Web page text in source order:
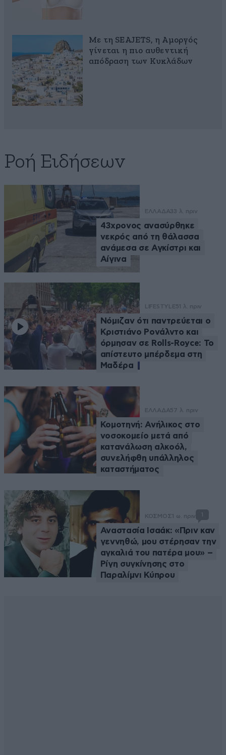
Με τη SEAJETS, η Αμοργός
γίνεται η πιο αυθεντική
απόδραση των Κυκλάδων
Ροή Ειδήσεων
ΕΛΛΑΔΑ33 λ. πριν
43χρονος ανασύρθηκε
νεκρός από τη θάλασσα
ανάμεσα σε Αγκίστρι και
Αίγινα
LIFESTYLE51 λ. πριν
Νόμιζαν ότι παντρεύεται ο
Κριστιάνο Ρονάλντο και
όρμησαν σε Rolls-Royce: Το
απίστευτο μπέρδεμα στη
Μαδέρα
ΕΛΛΑΔΑ57 λ. πριν
Κομοτηνή: Ανήλικος στο
νοσοκομείο μετά από
κατανάλωση αλκοόλ,
συνελήφθη υπάλληλος
καταστήματος
ΚΟΣΜΟΣ 1 ω. πριν 1
Αναστασία Ισαάκ: «Πριν καν
γεννηθώ, μου στέρησαν την
αγκαλιά του πατέρα μου» –
Ρίγη συγκίνησης στο
Παραλίμνι Κύπρου